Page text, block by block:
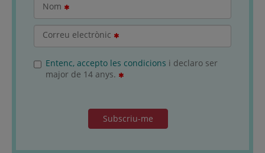
Nom
Correu electrònic
Entenc, accepto les condicions i declaro ser
major de 14 anys.
Subscriu-me